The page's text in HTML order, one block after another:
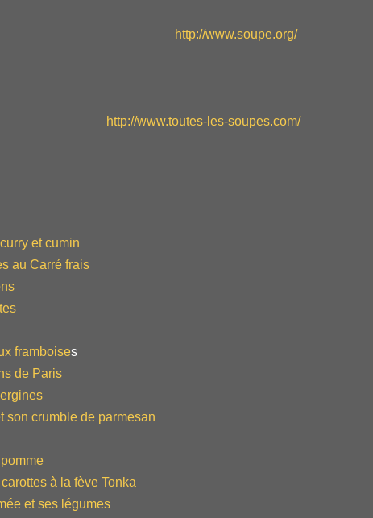
http://www.soupe.org/
http://www.toutes-les-soupes.com/
et cumin
au Carré frais
framboises
de Paris
son crumble de parmesan
à la fève Tonka
et ses légumes